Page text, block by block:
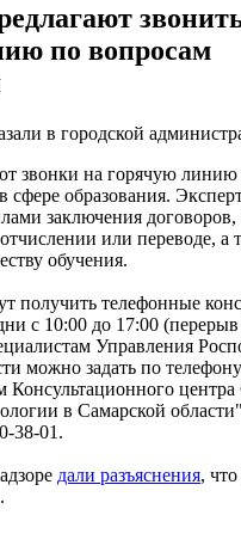
женщину на улице
на тольяттинку завели
сыграли в пляжный
подняли тело
поздравил жителей
в столкновении
9 августа 2026 года: что
холодную воду 8 августа:
в России: какие праздники
по вопросам
в городской
звонки на горячую линию
сфере образования.
заключения
или переводе, а
обучения.
получить телефонные
с 10:00 до 17:00
Управления
можно задать по
Консультационного
в Самарской
38-01.
дали разъяснения,